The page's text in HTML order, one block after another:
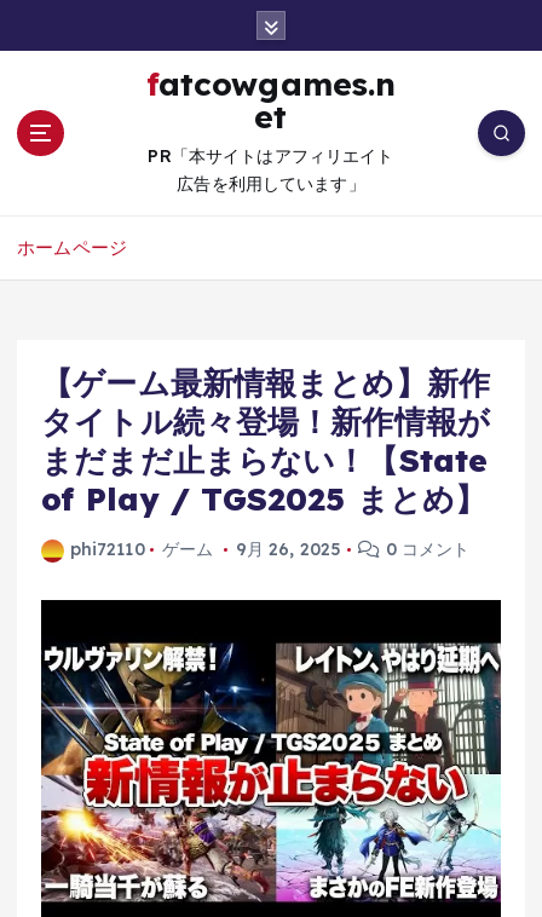
fatcowgames.n
et
PR「本サイトはアフィリエイト
広告を利用しています」
ホームページ
【ゲーム最新情報まとめ】新作
タイトル続々登場！新作情報が
まだまだ止まらない！【State
of Play / TGS2025 まとめ】
phi72110 ゲーム 9月 26, 2025 0 コメント